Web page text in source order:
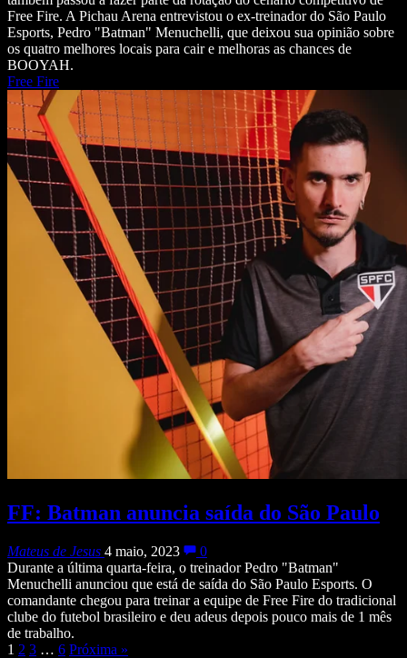
Free Fire. A Pichau Arena entrevistou o ex-treinador do São Paulo
Esports, Pedro "Batman" Menuchelli, que deixou sua opinião sobre
os quatro melhores locais para cair e melhoras as chances de
BOOYAH.
Free Fire
FF: Batman anuncia saída do São Paulo
Mateus de Jesus 4 maio, 2023
0
Durante a última quarta-feira, o treinador Pedro "Batman"
Menuchelli anunciou que está de saída do São Paulo Esports. O
comandante chegou para treinar a equipe de Free Fire do tradicional
clube do futebol brasileiro e deu adeus depois pouco mais de 1 mês
de trabalho.
1 2 3 … 6 Próxima »